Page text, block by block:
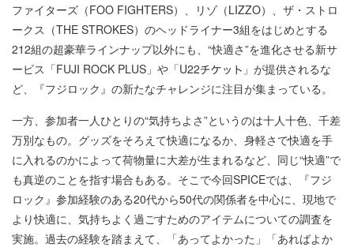
ファイターズ（FOO FIGHTERS）、リゾ（LIZZO）、ザ・ストロ
ークス（THE STROKES）のヘッドライナー3組をはじめとする
212組の超豪華ラインナップ以外にも、“快適さ”を進化させる新サ
ービス「FUJI ROCK PLUS」や「U22
」が提供されるな
ど、『フジロック』の新たなチャレンジに注目が集まっている。
一方、参加者一人ひとりの“気持ちよさ”というのは十人十色、千差
万別なもの。グッズをそろえて快適になるか、身軽さで快適を手
に入れるのかによって荷物量に大差が生まれるなど、同じ“快適”で
も真逆のことを指す場合もある。そこで今回SPICEでは、『フジ
ロック』参加経験のある20代から50代の関係者を中心に、現地で
より快適に、気持ちよく過ごすためのアイテムについての調査を
実施。過去の経験を踏まえて、「あってよかった」「あればよか